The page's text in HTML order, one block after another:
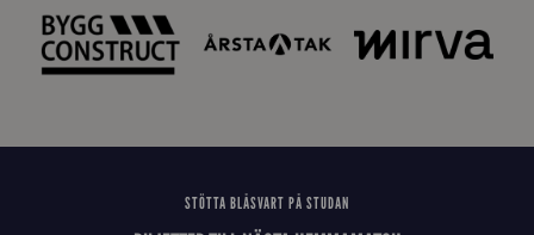
2
0
2
STÖTTA BLÅSVART PÅ STUDAN